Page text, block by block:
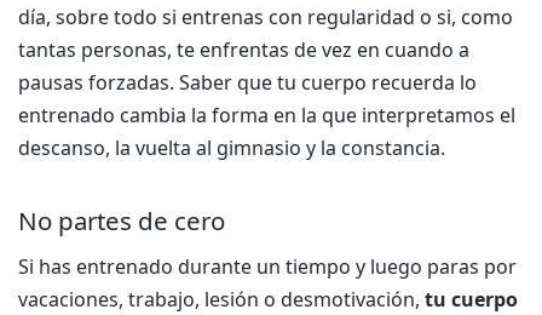
día, sobre todo si entrenas con regularidad o si, como
tantas personas, te enfrentas de vez en cuando a
pausas forzadas. Saber que tu cuerpo recuerda lo
entrenado cambia la forma en la que interpretamos el
descanso, la vuelta al gimnasio y la constancia.
No partes de cero
Si has entrenado durante un tiempo y luego paras por
vacaciones, trabajo, lesión o desmotivación, tu cuerpo